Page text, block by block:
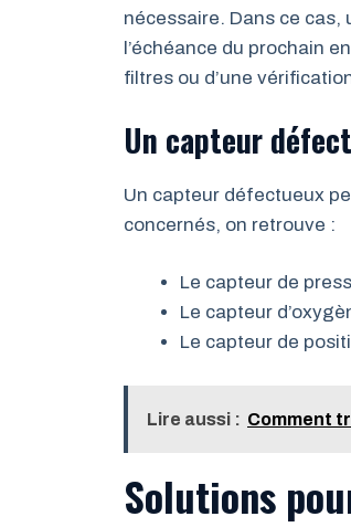
nécessaire. Dans ce cas,
l’échéance du prochain
filtres ou d’une
Un capteur
Un capteur défectueux
concernés, on retrouve :
Le capteur de
Le capteur
Le capteur de
Lire aussi : Comment
Solutions